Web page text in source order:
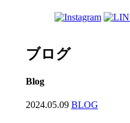
ブログ
Blog
2024.05.09 BLOG